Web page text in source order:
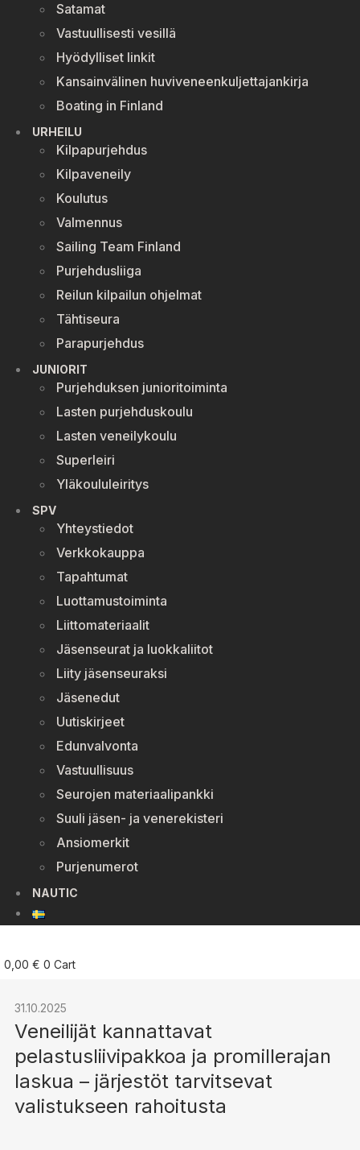
Satamat
Vastuullisesti vesillä
Hyödylliset linkit
Kansainvälinen huviveneenkuljettajankirja
Boating in Finland
URHEILU
Kilpapurjehdus
Kilpaveneily
Koulutus
Valmennus
Sailing Team Finland
Purjehdusliiga
Reilun kilpailun ohjelmat
Tähtiseura
Parapurjehdus
JUNIORIT
Purjehduksen junioritoiminta
Lasten purjehduskoulu
Lasten veneilykoulu
Superleiri
Yläkoululeiritys
SPV
Yhteystiedot
Verkkokauppa
Tapahtumat
Luottamustoiminta
Liittomateriaalit
Jäsenseurat ja luokkaliitot
Liity jäsenseuraksi
Jäsenedut
Uutiskirjeet
Edunvalvonta
Vastuullisuus
Seurojen materiaalipankki
Suuli jäsen- ja venerekisteri
Ansiomerkit
Purjenumerot
NAUTIC
0,00 € 0 Cart
31.10.2025
Veneilijät kannattavat
pelastusliivipakkoa ja promillerajan
laskua – järjestöt tarvitsevat
valistukseen rahoitusta